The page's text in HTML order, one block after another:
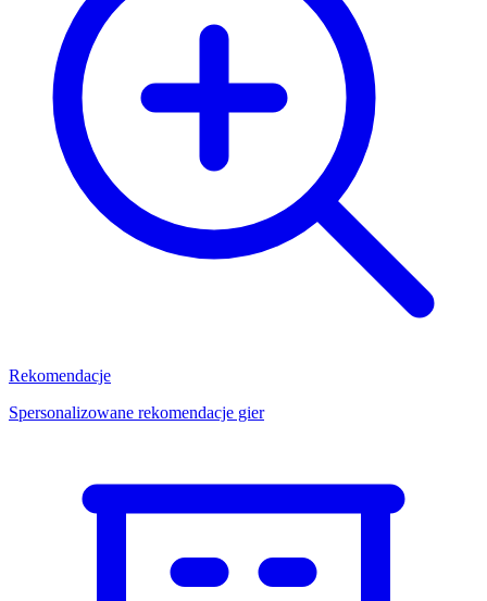
Rekomendacje
Spersonalizowane rekomendacje gier